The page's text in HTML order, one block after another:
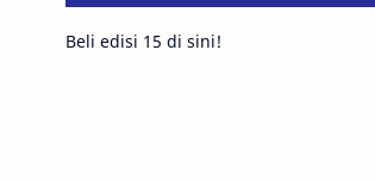
Pengetahuan Berita
Beli edisi 15 di sini!